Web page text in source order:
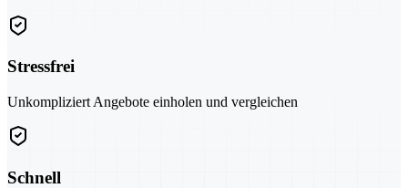
Stressfrei
Unkompliziert Angebote einholen und vergleichen
Schnell